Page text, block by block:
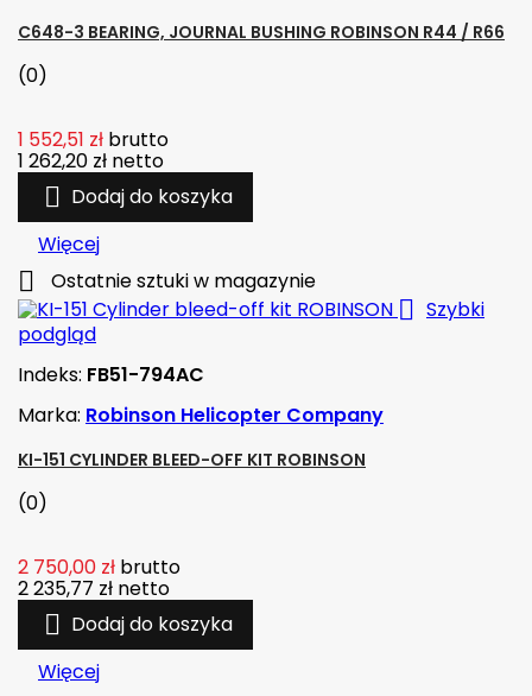
C648-3 BEARING, JOURNAL BUSHING ROBINSON R44 / R66
(0)
1 552,51 zł brutto
1 262,20 zł netto
 Dodaj do koszyka
Więcej
 Ostatnie sztuki w magazynie
 Szybki
podgląd
Indeks: FB51-794AC
Marka: Robinson Helicopter Company
KI-151 CYLINDER BLEED-OFF KIT ROBINSON
(0)
2 750,00 zł brutto
2 235,77 zł netto
 Dodaj do koszyka
Więcej